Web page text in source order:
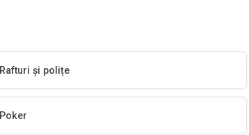
Rafturi și polițe
Poker